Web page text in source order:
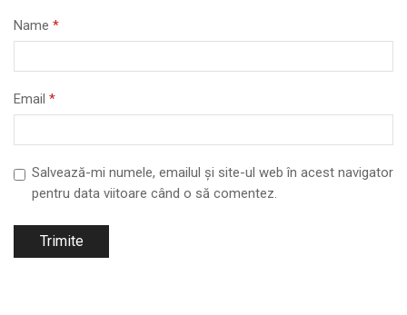
Name *
Email *
Salvează-mi numele, emailul și site-ul web în acest navigator
pentru data viitoare când o să comentez.